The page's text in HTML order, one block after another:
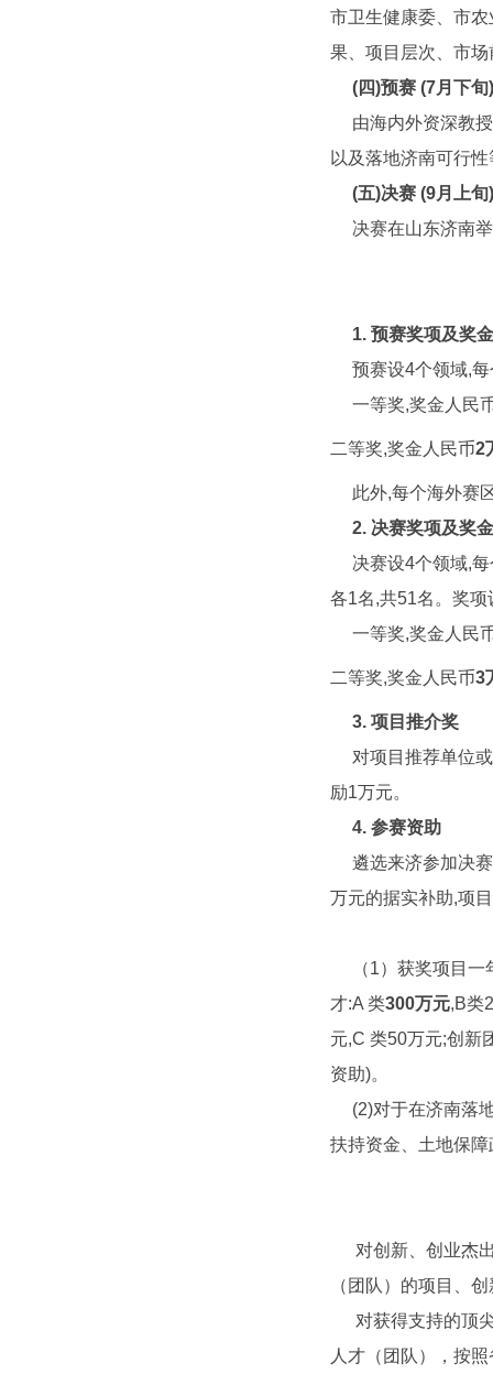
市卫生健康委、市
果、项目层次、市
(四)预赛 (7月下旬
由海内外资深教
以及落地济南可行
(五)决赛 (9月上旬
决赛在山东济南
1.预赛奖项及奖
预赛设4个领域,
一等奖,奖金人民
二等奖,奖金人民币2
此外,每个海外赛
2. 决赛奖项及奖
决赛设4个领域,
各1名,共51名。奖
一等奖,奖金人民
二等奖,奖金人民币3
3.项目推介奖
对项目推荐单位
励1万元。
4.参赛资助
遴选来济参加决
万元的据实补助,项
（1）获奖项目
才:A 类300万元,B类
元,C 类50万元;创新
资助)。
(2)对于在济南落
扶持资金、土地保
对创新、创业杰
（团队）的项目、
对获得支持的顶
人才（团队），按